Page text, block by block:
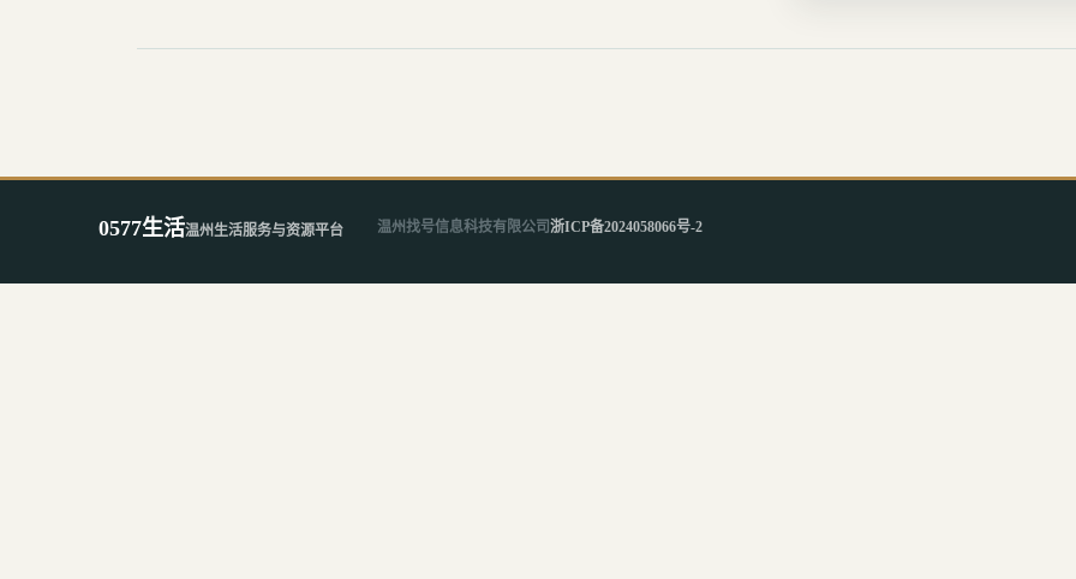
0577生活温州生活服务与资源平台 温州找号信息科技有限公司浙ICP备2024058066号-2